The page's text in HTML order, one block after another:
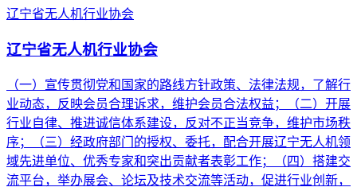
辽宁省无人机行业协会
辽宁省无人机行业协会
（一）宣传贯彻党和国家的路线方针政策、法律法规，了解行
业动态，反映会员合理诉求，维护会员合法权益；（二）开展
行业自律、推进诚信体系建设，反对不正当竞争，维护市场秩
序；（三）经政府部门的授权、委托，配合开展辽宁无人机领
域先进单位、优秀专家和突出贡献者表彰工作；（四）搭建交
流平台，举办展会、论坛及技术交流等活动，促进行业创新，